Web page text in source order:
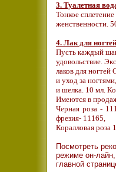
3. Туалетная
Тонкое
женственности.
4. Лак для
Пусть каждый
удовольствие.
лаков для
и уход за
и шелка. 10 мл.
Имеются в
Черная роза -
фрезия- 11165,
Коралловая роза
Посмотреть
режиме он-
главной